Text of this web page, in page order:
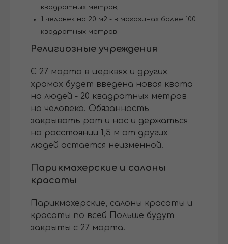
квадратных метров,
1 человек на 20 м2 - в магазинах более 100
квадратных метров.
Религиозные учреждения
С 27 марта в церквях и других
храмах будет введена новая квота
на людей - 20 квадратных метров
на человека. Обязанность
закрывать рот и нос и держаться
на расстоянии 1,5 м от других
людей остается неизменной.
Парикмахерские и салоны
красоты
Парикмахерские, салоны красоты и
красоты по всей Польше будут
закрыты с 27 марта.